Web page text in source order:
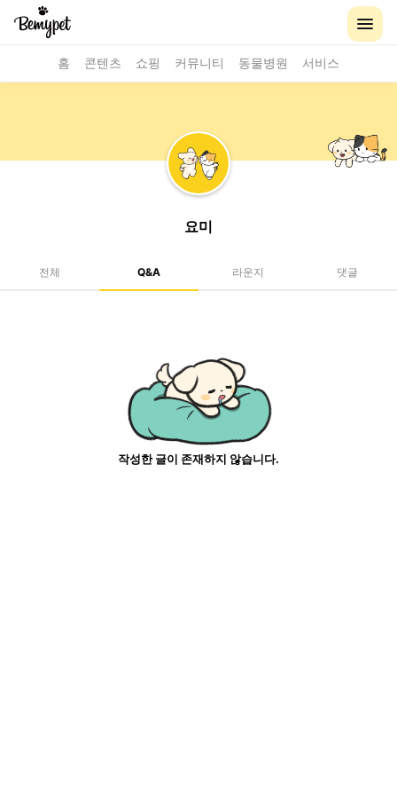
홈 콘텐츠 쇼핑 커뮤니티 동물병원 서비스
요미
전체 Q&A 라운지 댓글
작성한 글이 존재하지 않습니다.